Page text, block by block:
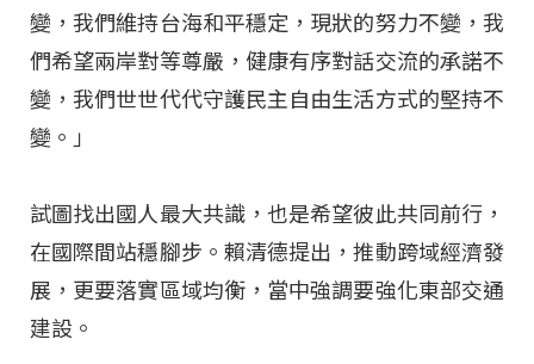
變，我們維持台海和平穩定，現狀的努力不變，我
們希望兩岸對等尊嚴，健康有序對話交流的承諾不
變，我們世世代代守護民主自由生活方式的堅持不
變。」
試圖找出國人最大共識，也是希望彼此共同前行，
在國際間站穩腳步。賴清德提出，推動跨域經濟發
展，更要落實區域均衡，當中強調要強化東部交通
建設。